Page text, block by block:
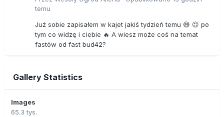
temu
Już sobie zapisałem w kajet jakiś tydzień temu 😅 😉 po
tym co widzę i ciebie 🔥 A wiesz może coś na temat
fastów od fast bud42?
Gallery Statistics
Images
65.3 tys.